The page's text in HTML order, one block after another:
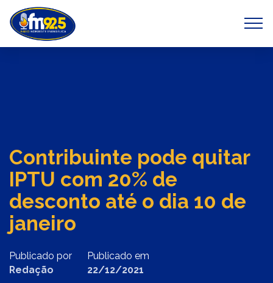
Previous Next
Contribuinte pode quitar
IPTU com 20% de
desconto até o dia 10 de
janeiro
Publicado por
Redação
Publicado em
22/12/2021